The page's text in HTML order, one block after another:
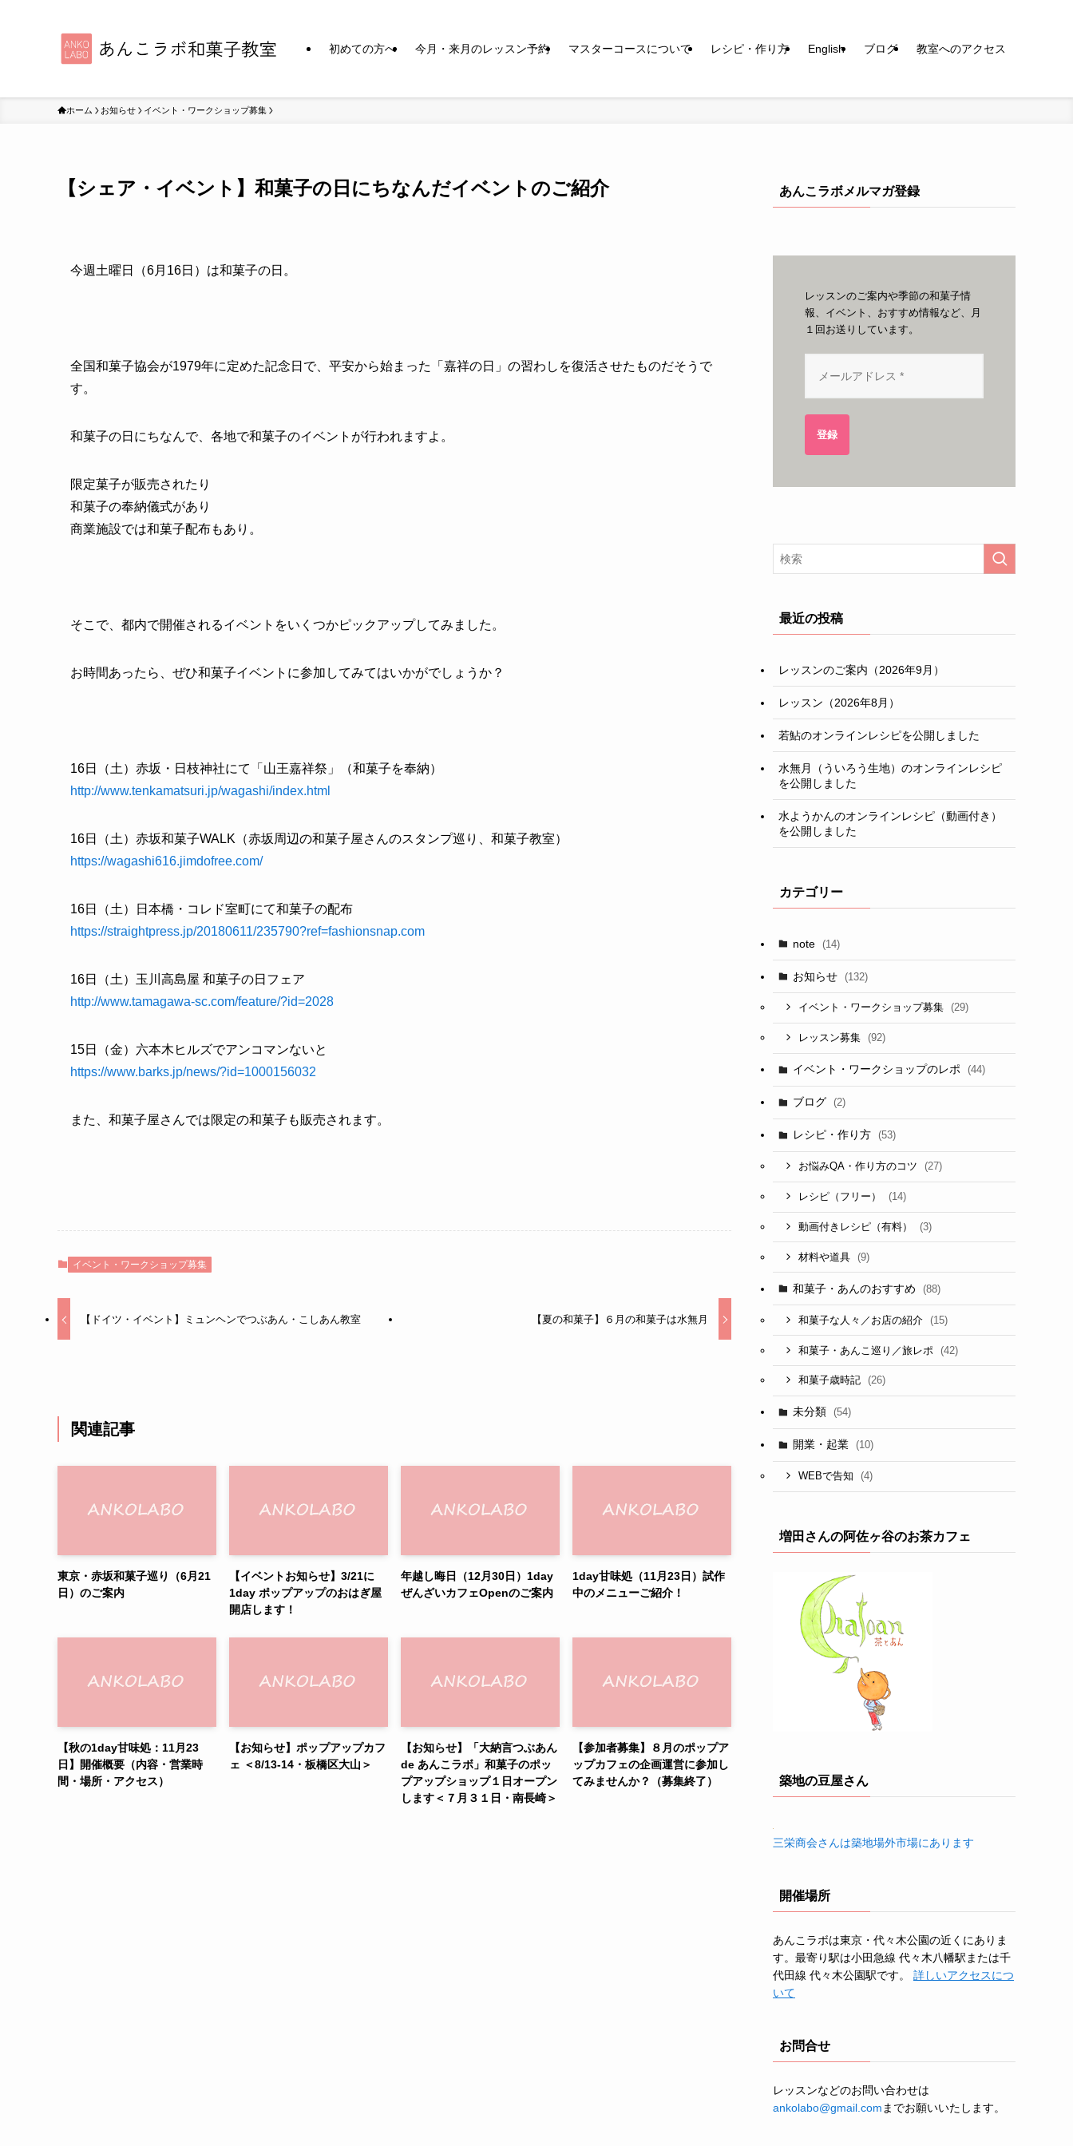
初めての方へ 今月・来月のレッスン予約 マスターコースについて レシピ・作り方 English ブログ 教室へのアクセス
ホーム お知らせ イベント・ワークショップ募集
【シェア・イベント】和菓子の日にちなんだイベントのご紹介
今週土曜日（6月16日）は和菓子の日。
全国和菓子協会が1979年に定めた記念日で、平安から始まった「嘉祥の日」の習わしを復活させたものだそうで
す。
和菓子の日にちなんで、各地で和菓子のイベントが行われますよ。
限定菓子が販売されたり
和菓子の奉納儀式があり
商業施設では和菓子配布もあり。
そこで、都内で開催されるイベントをいくつかピックアップしてみました。
お時間あったら、ぜひ和菓子イベントに参加してみてはいかがでしょうか？
16日（土）赤坂・日枝神社にて「山王嘉祥祭」（和菓子を奉納）
http://www.tenkamatsuri.jp/wagashi/index.html
16日（土）赤坂和菓子WALK（赤坂周辺の和菓子屋さんのスタンプ巡り、和菓子教室）
https://wagashi616.jimdofree.com/
16日（土）日本橋・コレド室町にて和菓子の配布
https://straightpress.jp/20180611/235790?ref=fashionsnap.com
16日（土）玉川高島屋 和菓子の日フェア
http://www.tamagawa-sc.com/feature/?id=2028
15日（金）六本木ヒルズでアンコマンないと
https://www.barks.jp/news/?id=1000156032
また、和菓子屋さんでは限定の和菓子も販売されます。
イベント・ワークショップ募集
【ドイツ・イベント】ミュンヘンでつぶあん・こしあん教室 【夏の和菓子】６月の和菓子は水無月
関連記事
東京・赤坂和菓子巡り（6月21
日）のご案内
【イベントお知らせ】3/21に
1day ポップアップのおはぎ屋
開店します！
年越し晦日（12月30日）1day
ぜんざいカフェOpenのご案内
1day甘味処（11月23日）試作
中のメニューご紹介！
【秋の1day甘味処：11月23
日】開催概要（内容・営業時
間・場所・アクセス）
【お知らせ】ポップアップカフ
ェ ＜8/13-14・板橋区大山＞
【お知らせ】「大納言つぶあん
de あんこラボ」和菓子のポッ
プアップショップ１日オープン
します＜７月３１日・南長崎＞
【参加者募集】８月のポップア
ップカフェの企画運営に参加し
てみませんか？（募集終了）
あんこラボメルマガ登録
レッスンのご案内や季節の和菓子情
報、イベント、おすすめ情報など、月
１回お送りしています。
登録
最近の投稿
レッスンのご案内（2026年9月）
レッスン（2026年8月）
若鮎のオンラインレシピを公開しました
水無月（ういろう生地）のオンラインレシピ
を公開しました
水ようかんのオンラインレシピ（動画付き）
を公開しました
カテゴリー
note (14)
お知らせ (132)
イベント・ワークショップ募集 (29)
レッスン募集 (92)
イベント・ワークショップのレポ (44)
ブログ (2)
レシピ・作り方 (53)
お悩みQA・作り方のコツ (27)
レシピ（フリー） (14)
動画付きレシピ（有料） (3)
材料や道具 (9)
和菓子・あんのおすすめ (88)
和菓子な人々／お店の紹介 (15)
和菓子・あんこ巡り／旅レポ (42)
和菓子歳時記 (26)
未分類 (54)
開業・起業 (10)
WEBで告知 (4)
増田さんの阿佐ヶ谷のお茶カフェ
築地の豆屋さん
三栄商会さんは築地場外市場にあります
開催場所
あんこラボは東京・代々木公園の近くにありま
す。最寄り駅は小田急線 代々木八幡駅または千
代田線 代々木公園駅です。 詳しいアクセスにつ
いて
お問合せ
レッスンなどのお問い合わせは
ankolabo@gmail.com までお願いいたします。